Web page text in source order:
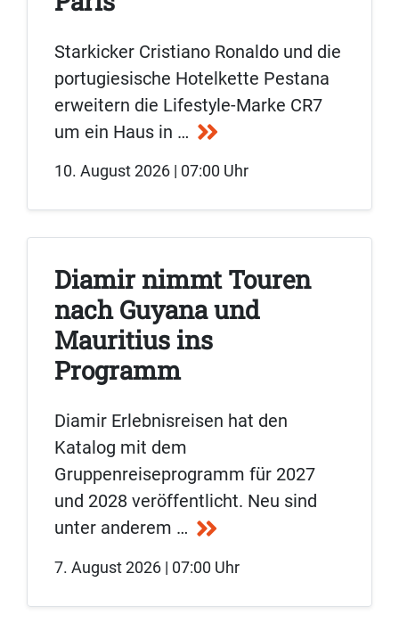
Starkicker Cristiano Ronaldo und die
portugiesische Hotelkette Pestana
erweitern die Lifestyle-Marke CR7
um ein Haus in …
10. August 2026 | 07:00 Uhr
Diamir nimmt Touren
nach Guyana und
Mauritius ins
Programm
Diamir Erlebnisreisen hat den
Katalog mit dem
Gruppenreiseprogramm für 2027
und 2028 veröffentlicht. Neu sind
unter anderem …
7. August 2026 | 07:00 Uhr